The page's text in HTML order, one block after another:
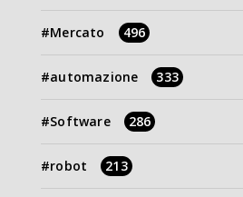
Mercato 496
automazione 333
Software 286
robot 213